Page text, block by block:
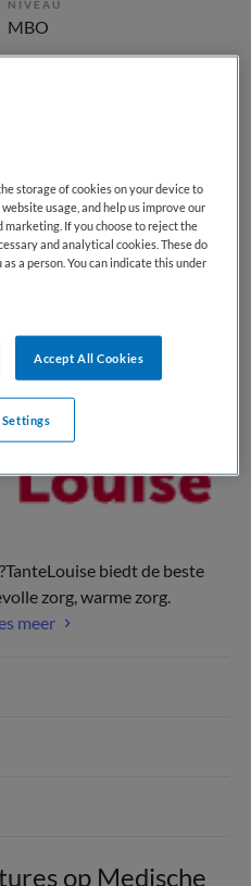
NIVEAU
MBO
profiel II (FWG 40) bij
meer actueel. Hieronder
die voor u wellicht
biedt de beste
zorg, warme zorg.
meer
op Medische
storage of cookies on your device to
usage, and help us improve our
marketing. If you choose to reject the
and analytical cookies. These do
a person. You can indicate this under
Accept All Cookies
Settings